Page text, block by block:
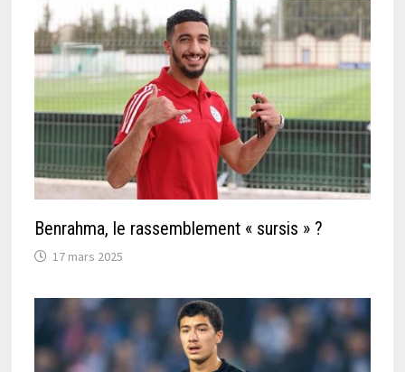
Benrahma, le rassemblement « sursis » ?
17 mars 2025